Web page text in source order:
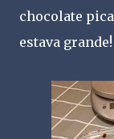
chocolate
estava grande!